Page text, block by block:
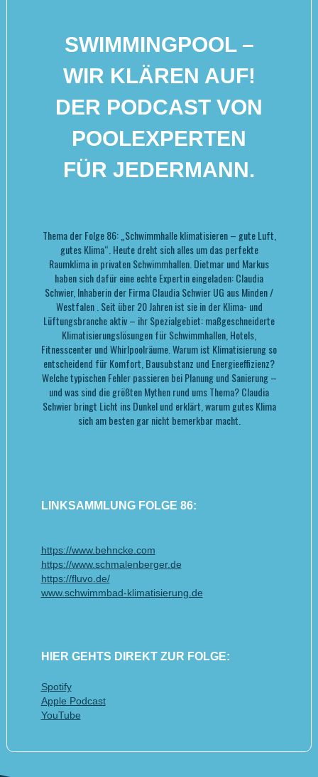
SWIMMINGPOOL –
WIR KLÄREN AUF!
DER PODCAST VON
POOLEXPERTEN
FÜR JEDERMANN.
Thema der Folge 86: „Schwimmhalle klimatisieren – gute Luft,
gutes Klima“. Heute dreht sich alles um das perfekte
Raumklima in privaten Schwimmhallen. Dietmar und Markus
haben sich dafür eine echte Expertin eingeladen: Claudia
Schwier, Inhaberin der Firma Claudia Schwier UG aus Minden /
Westfalen . Seit über 20 Jahren ist sie in der Klima- und
Lüftungsbranche aktiv – ihr Spezialgebiet: maßgeschneiderte
Klimatisierungslösungen für Schwimmhallen, Hotels,
Fitnesscenter und Whirlpoolräume. Warum ist Klimatisierung so
entscheidend für Komfort, Bausubstanz und Energieeffizienz?
Welche typischen Fehler passieren bei Planung und Sanierung –
und was sind die größten Mythen rund ums Thema? Claudia
Schwier bringt Licht ins Dunkel und erklärt, warum gutes Klima
sich am besten gar nicht bemerkbar macht.
LINKSAMMLUNG FOLGE 86:
https://www.behncke.com
https://www.schmalenberger.de
https://fluvo.de/
www.schwimmbad-klimatisierung.de
HIER GEHTS DIREKT ZUR FOLGE:
Spotify
Apple Podcast
YouTube